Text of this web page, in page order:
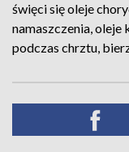
święci się oleje
namaszczenia, oleje
podczas chrztu,